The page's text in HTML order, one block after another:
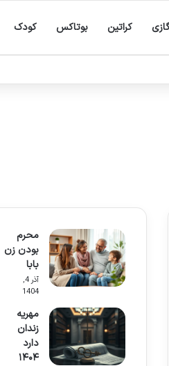
کراتین بوتاکس کودک
محرم
بودن زن
بابا
آذر 4,
1404
مهریه
زندان
دارد
۱۴۰۴